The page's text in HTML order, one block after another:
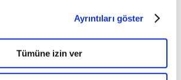
Ayrıntıları göster
Tümüne izin ver